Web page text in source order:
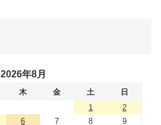
2026年8月
木 金 土
日
1
2
6 7 8
9